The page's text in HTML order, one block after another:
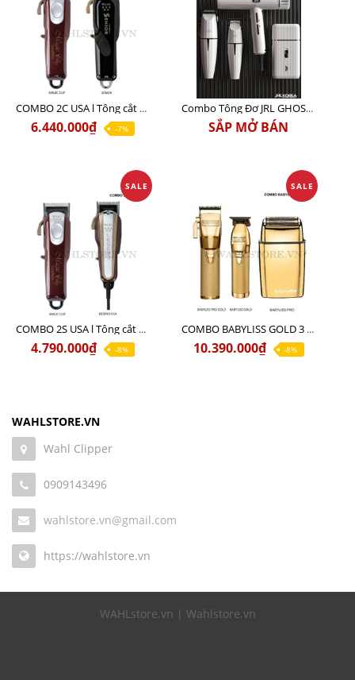
COMBO 2C USA l Tông cắt Senior + Tông cắt Magic clip
6.440.000₫ -7%
Combo Tông Đơ JRL GHOST 3 Limited Edition Chính Hãng USA
SẮP MỞ BÁN
SALE
COMBO 2S USA l Tông cắt LEGEND USA CÓ DÂY 220V + Tông pin MAGIC CLIP
4.790.000₫ -8%
SALE
COMBO BABYLISS GOLD 3 cao cấp chính hãng
10.390.000₫ -8%
WAHLSTORE.VN
Wahl Clipper
0909143496
wahlstore.vn@gmail.com
https://wahlstore.vn
WAHLstore.vn | Wahlstore.vn